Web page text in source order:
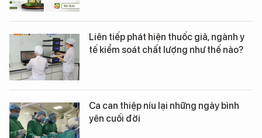
Liên tiếp phát hiện thuốc giả, ngành y
tế kiểm soát chất lượng như thế nào?
Ca can thiệp níu lại những ngày bình
yên cuối đời